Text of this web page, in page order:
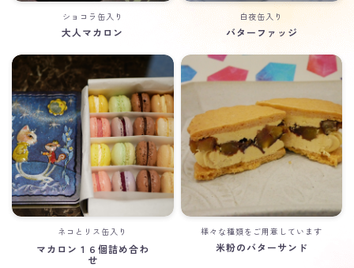
ショコラ缶入り
大人マカロン
白夜缶入り
バターファッジ
ネコとリス缶入り
マカロン１６個詰め合わ
せ
様々な種類をご用意しています
米粉のバターサンド